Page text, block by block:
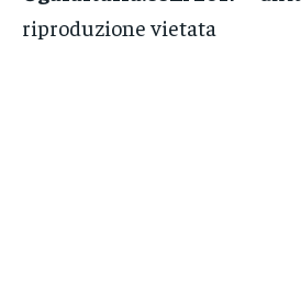
riproduzione vietata